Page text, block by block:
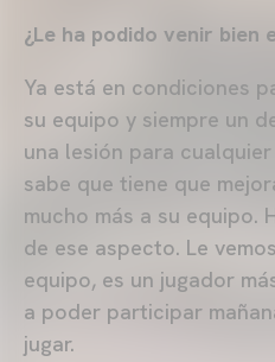
¿Le ha podido venir bien
Ya está en condiciones
su equipo y siempre un
una lesión para
sabe que tiene que
mucho más a su equipo.
de ese aspecto. Le
equipo, es un jugador
a poder participar
jugar.